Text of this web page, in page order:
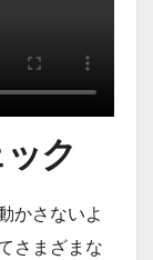
ク
かさないよ
さまざまな